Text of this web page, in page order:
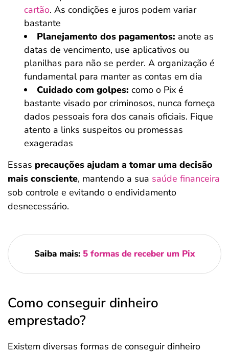
cartão. As condições e juros podem variar
bastante
Planejamento dos pagamentos: anote as
datas de vencimento, use aplicativos ou
planilhas para não se perder. A organização é
fundamental para manter as contas em dia
Cuidado com golpes: como o Pix é
bastante visado por criminosos, nunca forneça
dados pessoais fora dos canais oficiais. Fique
atento a links suspeitos ou promessas
exageradas
Essas precauções ajudam a tomar uma decisão
mais consciente, mantendo a sua saúde financeira
sob controle e evitando o endividamento
desnecessário.
Saiba mais: 5 formas de receber um Pix
Como conseguir dinheiro
emprestado?
Existem diversas formas de conseguir dinheiro